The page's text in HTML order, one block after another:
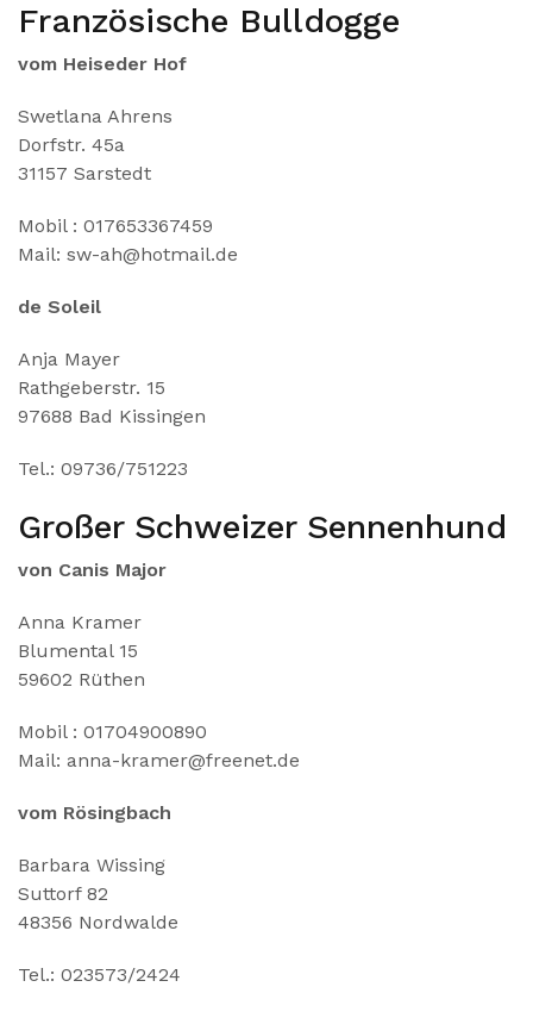
Französische Bulldogge
vom Heiseder Hof
Swetlana Ahrens
Dorfstr. 45a
31157 Sarstedt
Mobil : 017653367459
Mail: sw-ah@hotmail.de
de Soleil
Anja Mayer
Rathgeberstr. 15
97688 Bad Kissingen
Tel.: 09736/751223
Großer Schweizer Sennenhund
von Canis Major
Anna Kramer
Blumental 15
59602 Rüthen
Mobil : 01704900890
Mail: anna-kramer@freenet.de
vom Rösingbach
Barbara Wissing
Suttorf 82
48356 Nordwalde
Tel.: 023573/2424